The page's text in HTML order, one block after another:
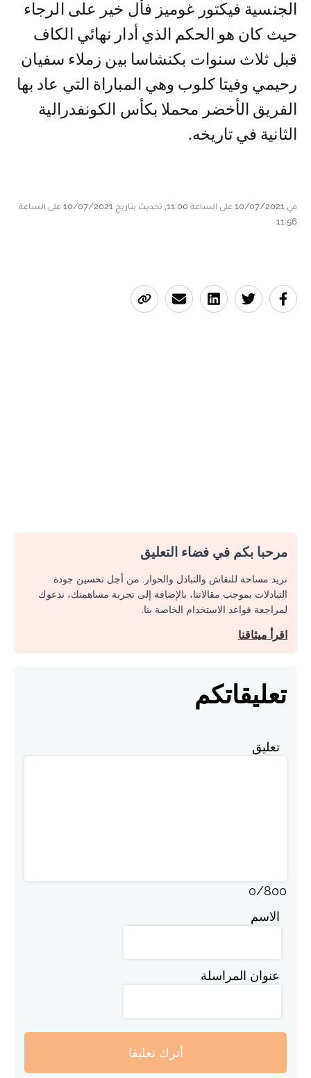
الجنسية فيكتور غوميز فأل خير على الرجاء
حيث كان هو الحكم الذي أدار نهائي الكاف
قبل ثلاث سنوات بكنشاسا بين زملاء سفيان
رحيمي وفيتا كلوب وهي المباراة التي عاد بها
الفريق الأخضر محملا بكأس الكونفدرالية
الثانية في تاريخه.
في 10/07/2021 على الساعة 11:00, تحديث بتاريخ 10/07/2021 على الساعة
11:56
مرحبا بكم في فضاء التعليق
نريد مساحة للنقاش والتبادل والحوار. من أجل تحسين جودة
التبادلات بموجب مقالاتنا، بالإضافة إلى تجربة مساهمتك، ندعوك
لمراجعة قواعد الاستخدام الخاصة بنا.
اقرأ ميثاقنا
تعليقاتكم
تعليق
0/800
الاسم
عنوان المراسلة
أترك تعليقا